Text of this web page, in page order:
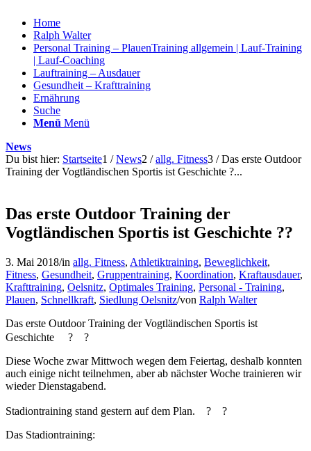
Home
Ralph Walter
Personal Training – PlauenTraining allgemein | Lauf-Training
| Lauf-Coaching
Lauftraining – Ausdauer
Gesundheit – Krafttraining
Ernährung
Suche
Menü Menü
News
Du bist hier: Startseite1 / News2 / allg. Fitness3 / Das erste Outdoor
Training der Vogtländischen Sportis ist Geschichte ?...
Das erste Outdoor Training der
Vogtländischen Sportis ist Geschichte ??
3. Mai 2018/in allg. Fitness, Athletiktraining, Beweglichkeit,
Fitness, Gesundheit, Gruppentraining, Koordination, Kraftausdauer,
Krafttraining, Oelsnitz, Optimales Training, Personal - Training,
Plauen, Schnellkraft, Siedlung Oelsnitz/von Ralph Walter
Das erste Outdoor Training der Vogtländischen Sportis ist
Geschichte
?
?
Diese Woche zwar Mittwoch wegen dem Feiertag, deshalb konnten
auch einige nicht teilnehmen, aber ab nächster Woche trainieren wir
wieder Dienstagabend.
Stadiontraining stand gestern auf dem Plan. ?
?
Das Stadiontraining: